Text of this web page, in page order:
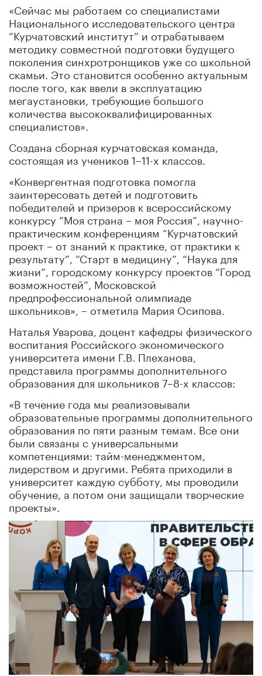
«Сейчас мы работаем со специалистами
Национального исследовательского центра
“Курчатовский институт” и отрабатываем
методику совместной подготовки будущего
поколения синхротронщиков уже со школьной
скамьи. Это становится особенно актуальным
после того, как ввели в эксплуатацию
мегаустановки, требующие большого
количества высококвалифицированных
специалистов».
Создана сборная курчатовская команда,
состоящая из учеников 1–11-х классов.
«Конвергентная подготовка помогла
заинтересовать детей и подготовить
победителей и призеров к всероссийскому
конкурсу “Моя страна – моя Россия”, научно-
практическим конференциям “Курчатовский
проект – от знаний к практике, от практики к
результату”, “Старт в медицину”, “Наука для
жизни”, городскому конкурсу проектов “Город
возможностей”, Московской
предпрофессиональной олимпиаде
школьников», – отметила Мария Осипова.
Наталья Уварова, доцент кафедры физического
воспитания Российского экономического
университета имени Г.В. Плеханова,
представила программы дополнительного
образования для школьников 7–8-х классов:
«В течение года мы реализовывали
образовательные программы дополнительного
образования по пяти разным темам. Все они
были связаны с универсальными
компетенциями: тайм-менеджментом,
лидерством и другими. Ребята приходили в
университет каждую субботу, мы проводили
обучение, а потом они защищали творческие
проекты».